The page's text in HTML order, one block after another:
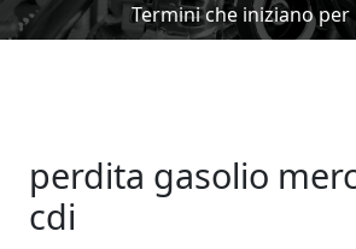
Termini che iniziano per
perdita gasolio
cdi